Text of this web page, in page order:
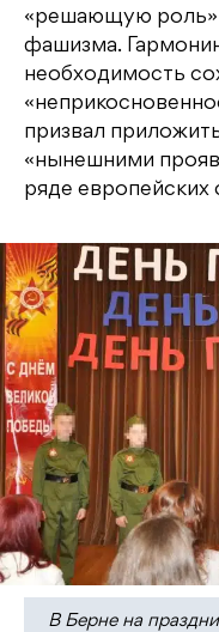
«решающую роль»
фашизма.
необходимость
призвал
«нынешними
ряде европейских
В Берне на